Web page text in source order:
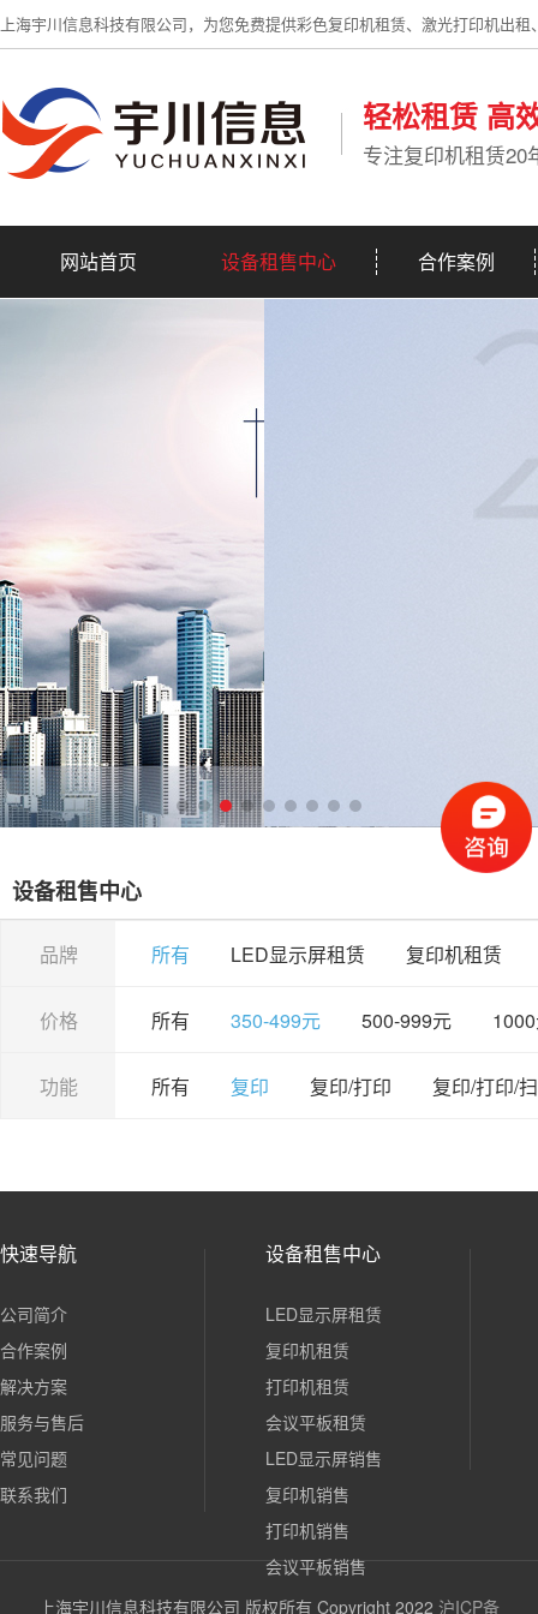
上海宇川信息科技有限公司，为您免费提供彩色复印机租赁、激光打印机出
轻松租赁 高
专注复印机租赁20
网站首页 设备租售中心 合作案例
设备租售中心
品牌 所有 LED显示屏租赁 复印机租赁
价格 所有 350-499元 500-999元
功能 所有 复印 复印/打印 复印/打印/
快速导航
公司简介
合作案例
解决方案
服务与售后
常见问题
联系我们
设备租售中心
LED显示屏租赁
复印机租赁
打印机租赁
会议平板租赁
LED显示屏销售
复印机销售
打印机销售
会议平板销售
上海宇川信息科技有限公司 版权所有 Copyright 2022 沪ICP备